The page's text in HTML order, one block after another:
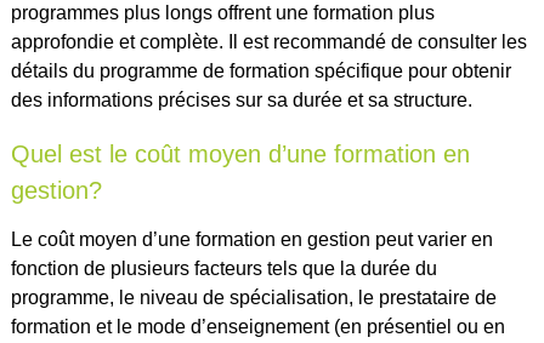
programmes plus longs offrent une formation plus
approfondie et complète. Il est recommandé de consulter les
détails du programme de formation spécifique pour obtenir
des informations précises sur sa durée et sa structure.
Quel est le coût moyen d’une formation en
gestion?
Le coût moyen d’une formation en gestion peut varier en
fonction de plusieurs facteurs tels que la durée du
programme, le niveau de spécialisation, le prestataire de
formation et le mode d’enseignement (en présentiel ou en